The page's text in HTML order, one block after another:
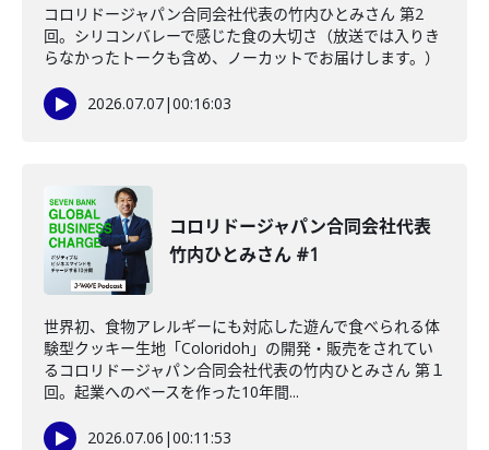
コロリドージャパン合同会社代表の竹内ひとみさん 第2
回。シリコンバレーで感じた食の大切さ（放送では入りき
らなかったトークも含め、ノーカットでお届けします。）
2026.07.07|00:16:03
コロリドージャパン合同会社代表
竹内ひとみさん #1
世界初、食物アレルギーにも対応した遊んで食べられる体
験型クッキー生地「Coloridoh」の開発・販売をされてい
るコロリドージャパン合同会社代表の竹内ひとみさん 第１
回。起業へのベースを作った10年間...
2026.07.06 |00:11:53